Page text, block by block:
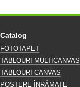
Catalog
FOTOTAPET
TABLOURI MULTICANVAS
TABLOURI CANVAS
POSTERE ÎNRĂMATE